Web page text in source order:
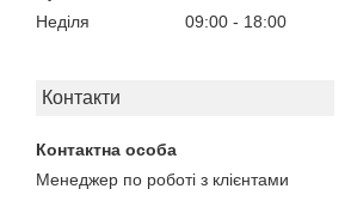
Неділя
09:00 18:00
Контакти
Менеджер по роботі з клієнтами